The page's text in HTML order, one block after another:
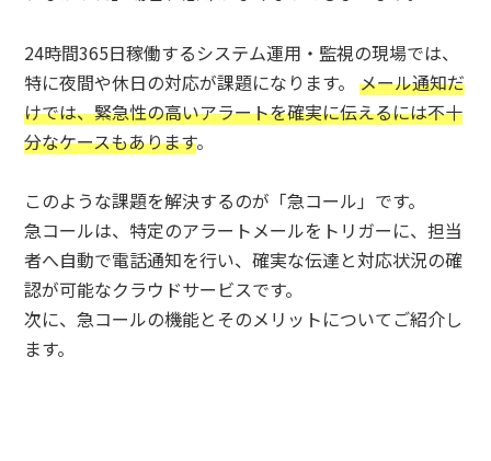
24時間365日稼働するシステム運用・監視の現場では、
特に夜間や休日の対応が課題になります。メール通知だ
けでは、緊急性の高いアラートを確実に伝えるには不十
分なケースもあります。
このような課題を解決するのが「急コール」です。
急コールは、特定のアラートメールをトリガーに、担当
者へ自動で電話通知を行い、確実な伝達と対応状況の確
認が可能なクラウドサービスです。
次に、急コールの機能とそのメリットについてご紹介し
ます。